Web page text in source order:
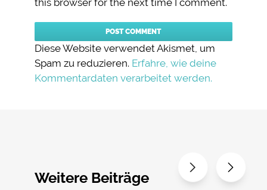
this browser for the next time I comment.
Diese Website verwendet Akismet, um
Spam zu reduzieren. Erfahre, wie deine
Kommentardaten verarbeitet werden.
Weitere Beiträge